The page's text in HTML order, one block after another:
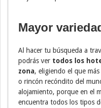
Mayor
Al hacer tu búsqueda a
podrás ver todos los
zona, eligiendo el que
o rincón recóndito del
alojamiento, porque en el
encuentra todos los tipos